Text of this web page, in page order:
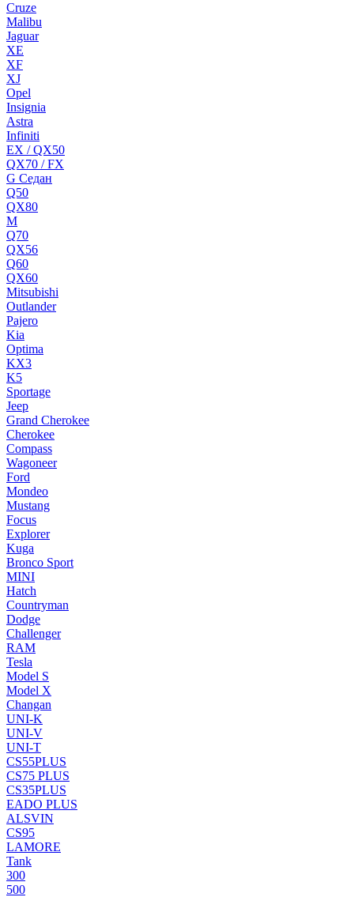
Cruze
Malibu
Jaguar
XE
XF
XJ
Opel
Insignia
Astra
Infiniti
EX / QX50
QX70 / FX
G Cедан
Q50
QX80
M
Q70
QX56
Q60
QX60
Mitsubishi
Outlander
Pajero
Kia
Optima
KX3
K5
Sportage
Jeep
Grand Cherokee
Cherokee
Compass
Wagoneer
Ford
Mondeo
Mustang
Focus
Explorer
Kuga
Bronco Sport
MINI
Hatch
Countryman
Dodge
Challenger
RAM
Tesla
Model S
Model X
Changan
UNI-K
UNI-V
UNI-T
CS55PLUS
CS75 PLUS
CS35PLUS
EADO PLUS
ALSVIN
CS95
LAMORE
Tank
300
500